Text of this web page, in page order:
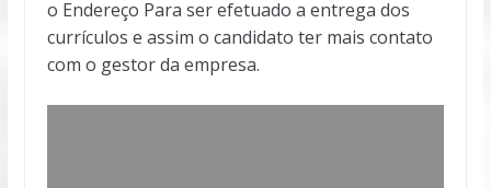
o Endereço Para ser efetuado a entrega dos
currículos e assim o candidato ter mais contato
com o gestor da empresa.